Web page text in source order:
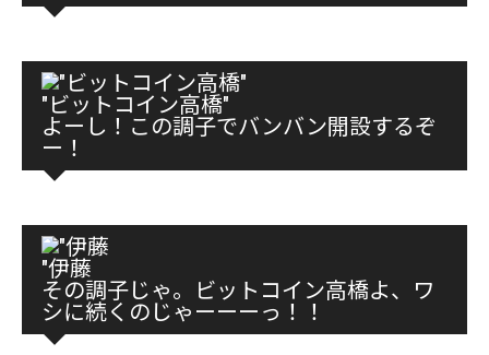
"ビットコイン高橋"
よーし！この調子でバンバン開設するぞ
ー！
"伊藤
その調子じゃ。ビットコイン高橋よ、ワ
シに続くのじゃーーーっ！！